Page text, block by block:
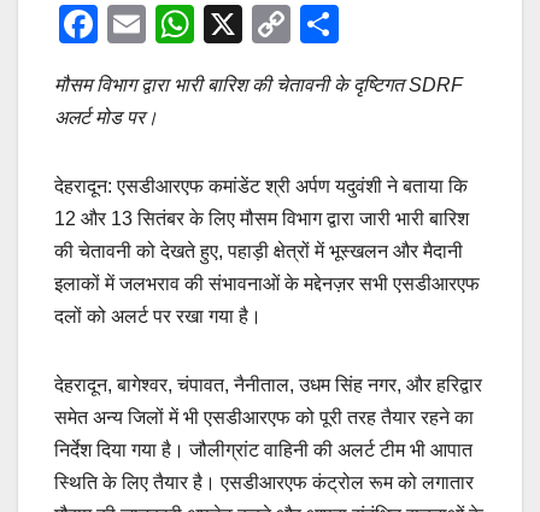
F
c
b
o
o
k
E
ail
W
at
A
p
p
X
C
p
Li
n
k
h
ar
मौसम विभाग द्वारा भारी बारिश की चेतावनी के दृष्टिगत SDRF
अलर्ट मोड पर।
देहरादून: एसडीआरएफ कमांडेंट श्री अर्पण यदुवंशी ने बताया कि
12 और 13 सितंबर के लिए मौसम विभाग द्वारा जारी भारी बारिश
की चेतावनी को देखते हुए, पहाड़ी क्षेत्रों में भूस्खलन और मैदानी
इलाकों में जलभराव की संभावनाओं के मद्देनज़र सभी एसडीआरएफ
दलों को अलर्ट पर रखा गया है।
देहरादून, बागेश्वर, चंपावत, नैनीताल, उधम सिंह नगर, और हरिद्वार
समेत अन्य जिलों में भी एसडीआरएफ को पूरी तरह तैयार रहने का
निर्देश दिया गया है। जौलीग्रांट वाहिनी की अलर्ट टीम भी आपात
स्थिति के लिए तैयार है। एसडीआरएफ कंट्रोल रूम को लगातार